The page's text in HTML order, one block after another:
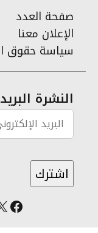
صفحة العدد
الإعلان معنا
سياسة حقوق
النشرة
X